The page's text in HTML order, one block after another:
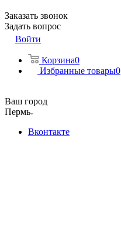
Заказать звонок
Задать вопрос
Войти
Корзина0
Избранные товары0
Ваш город
Пермь
Вконтакте